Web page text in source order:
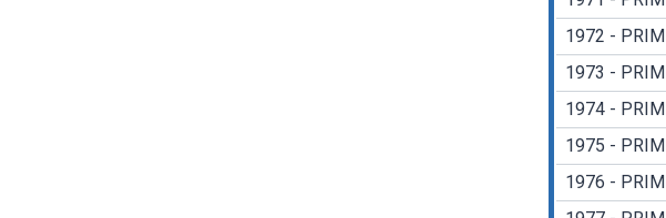
1972 -
1973 -
1974 -
1975 -
1976 -